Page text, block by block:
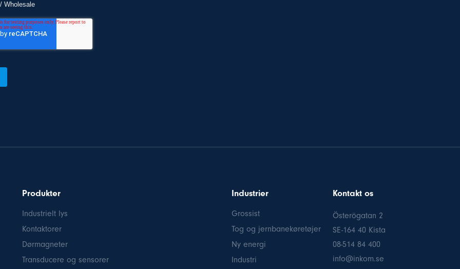
Produkter
Industrielt lys
Kontaktorer
Dørmagneter
Transducere og sensorer
Industrier
Grossist
Tog og jernbanekøretøjer
Ny energi
Industri
Kontakt os
Österögatan 2
SE-164 40 Kista
08-514 84 400
info@inkom.se